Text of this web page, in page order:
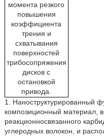
момента резкого
повышения
коэффициента
трения и
схватывания
поверхностей
трибосопряжения
дисков с
остановкой
привода.
1. Наноструктурированный
композиционный материал,
реакционносвязанного
углеродных волокон, и